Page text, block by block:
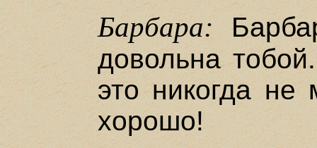
Барбара:
довольна
это никогда не
хорошо!